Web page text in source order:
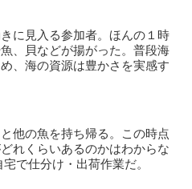
に見入る参加者。ほんの１時
、貝などが揚がった。普段海
、海の資源は豊かさを実感す
他の魚を持ち帰る。この時点
れくらいあるのかはわからな
で仕分け・出荷作業だ。